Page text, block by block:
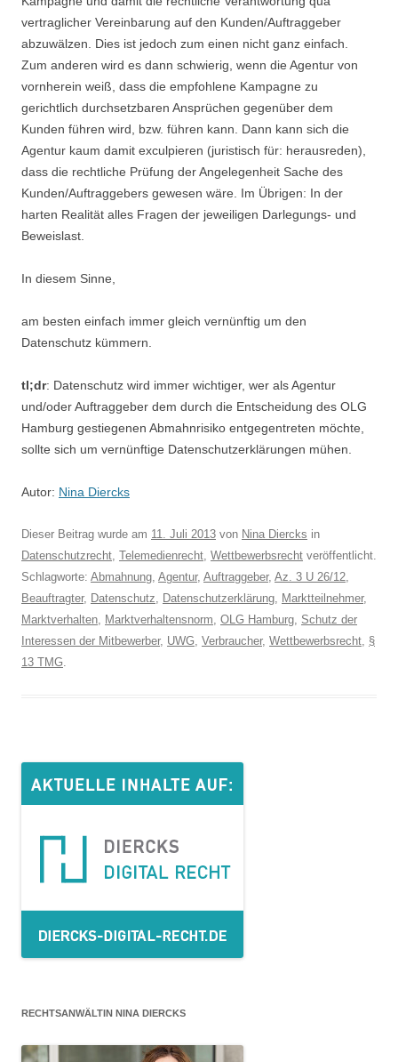
vertraglicher Vereinbarung auf den Kunden/Auftraggeber
abzuwälzen. Dies ist jedoch zum einen nicht ganz einfach.
Zum anderen wird es dann schwierig, wenn die Agentur von
vornherein weiß, dass die empfohlene Kampagne zu
gerichtlich durchsetzbaren Ansprüchen gegenüber dem
Kunden führen wird, bzw. führen kann. Dann kann sich die
Agentur kaum damit exculpieren (juristisch für: herausreden),
dass die rechtliche Prüfung der Angelegenheit Sache des
Kunden/Auftraggebers gewesen wäre. Im Übrigen: In der
harten Realität alles Fragen der jeweiligen Darlegungs- und
Beweislast.
In diesem Sinne,
am besten einfach immer gleich vernünftig um den
Datenschutz kümmern.
tl;dr: Datenschutz wird immer wichtiger, wer als Agentur
und/oder Auftraggeber dem durch die Entscheidung des OLG
Hamburg gestiegenen Abmahnrisiko entgegentreten möchte,
sollte sich um vernünftige Datenschutzerklärungen mühen.
Autor: Nina Diercks
Dieser Beitrag wurde am 11. Juli 2013 von Nina Diercks in
Datenschutzrecht, Telemedienrecht, Wettbewerbsrecht veröffentlicht.
Schlagworte: Abmahnung, Agentur, Auftraggeber, Az. 3 U 26/12,
Beauftragter, Datenschutz, Datenschutzerklärung, Marktteilnehmer,
Marktverhalten, Marktverhaltensnorm, OLG Hamburg, Schutz der
Interessen der Mitbewerber, UWG, Verbraucher, Wettbewerbsrecht, §
13 TMG.
RECHTSANWÄLTIN NINA DIERCKS